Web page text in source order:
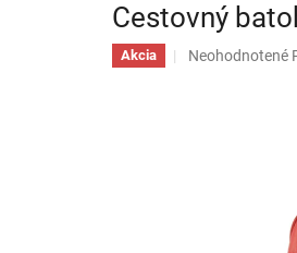
Cestovný
Akcia
Priemerné
Neohodnotené